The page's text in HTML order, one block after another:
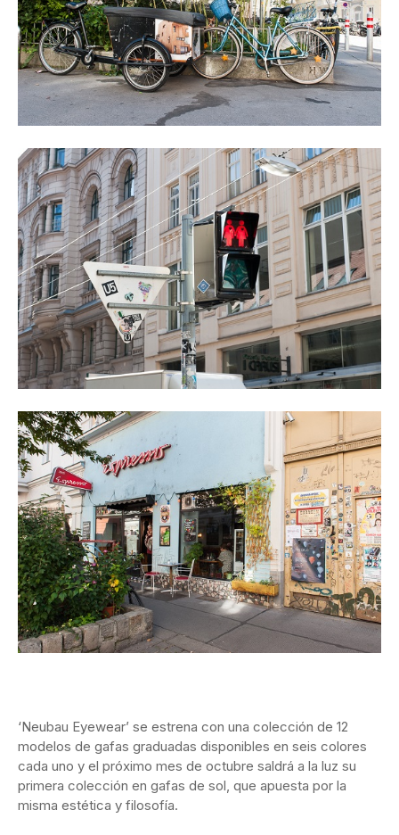
‘Neubau Eyewear’ se estrena con una colección de 12
modelos de gafas graduadas disponibles en seis colores
cada uno y el próximo mes de octubre saldrá a la luz su
primera colección en gafas de sol, que apuesta por la
misma estética y filosofía.